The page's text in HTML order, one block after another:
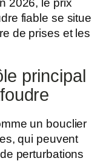
2026, le prix
fiable se situe
de prises et les
principal
un bouclier
qui peuvent
perturbations